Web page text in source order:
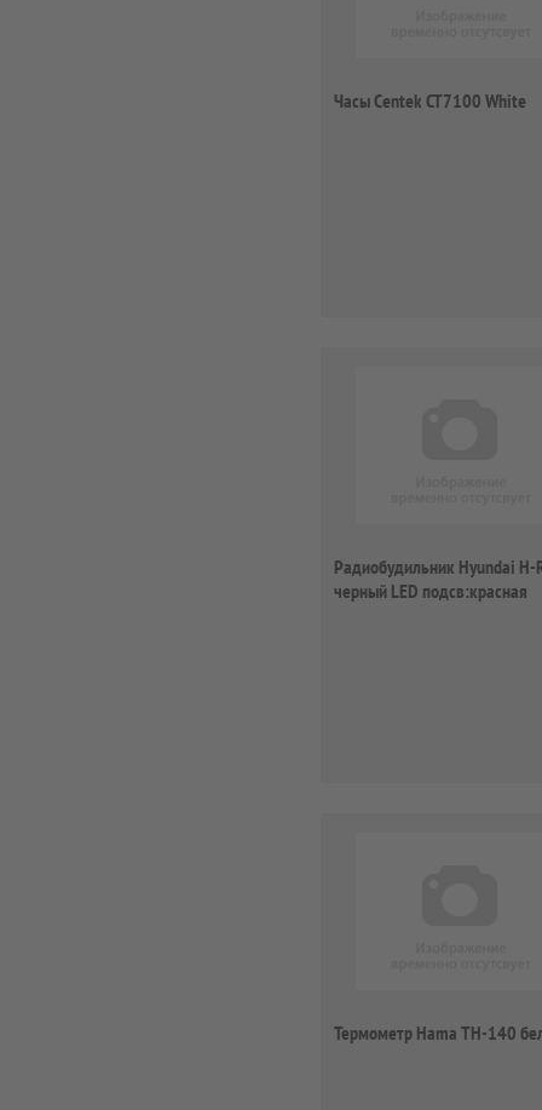
Часы Centek CT7100 White
Радиобудильник Hyundai H-
черный LED подсв:красная
Термометр Hama TH-140